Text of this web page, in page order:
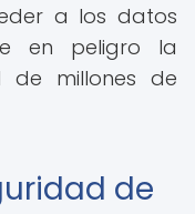
a los datos
en peligro la
de millones de
de